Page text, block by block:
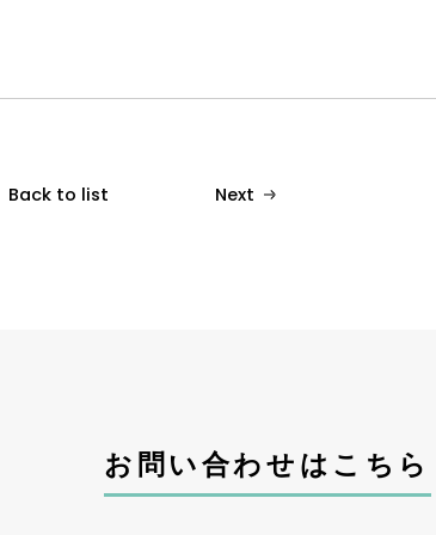
Back to list Next
お問い合わせはこちら